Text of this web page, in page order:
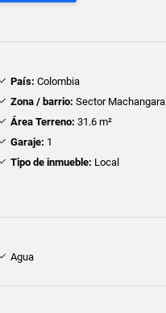
País: Colombia
Zona / barrio: Sector Machangara
Área Terreno: 31.6 m²
Garaje: 1
Tipo de inmueble: Local
Agua